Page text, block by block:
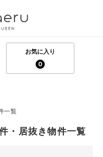
お気に入り
0
一覧
・居抜き物件一覧